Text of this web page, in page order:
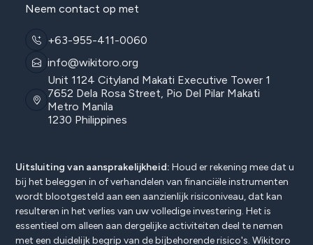
Neem contact op met
+63-955-411-0060
info@wikitoro.org
Unit 1124 Cityland Makati Executive Tower 1
7652 Dela Rosa Street, Pio Del Pilar Makati
Metro Manila
1230 Philippines
Uitsluiting van aansprakelijkheid: Houd er rekening mee dat u
bij het beleggen in of verhandelen van financiële instrumenten
wordt blootgesteld aan een aanzienlijk risiconiveau, dat kan
resulteren in het verlies van uw volledige investering. Het is
essentieel om alleen aan dergelijke activiteiten deel te nemen
met een duidelijk begrip van de bijbehorende risico's. Wikitoro